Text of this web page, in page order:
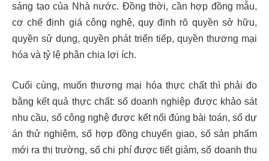
sáng tạo của Nhà nước. Đồng thời, cần hợp đồng mẫu,
cơ chế định giá công nghệ, quy định rõ quyền sở hữu,
quyền sử dụng, quyền phát triển tiếp, quyền thương mại
hóa và tỷ lệ phân chia lợi ích.
Cuối cùng, muốn thương mại hóa thực chất thì phải đo
bằng kết quả thực chất: số doanh nghiệp được khảo sát
nhu cầu, số công nghệ được kết nối đúng bài toán, số dự
án thử nghiệm, số hợp đồng chuyển giao, số sản phẩm
mới ra thị trường, số chi phí được tiết giảm, số doanh thu